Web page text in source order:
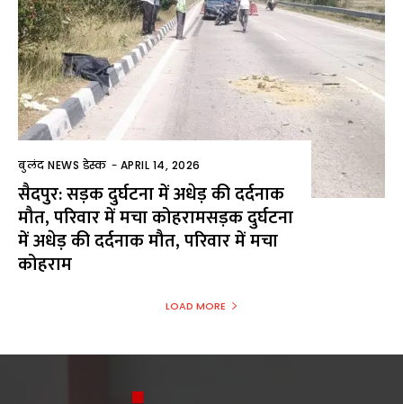
बुलंद NEWS डेस्क - APRIL 14, 2026
सैदपुर: सड़क दुर्घटना में अधेड़ की दर्दनाक
मौत, परिवार में मचा कोहरामसड़क दुर्घटना
में अधेड़ की दर्दनाक मौत, परिवार में मचा
कोहराम
LOAD MORE